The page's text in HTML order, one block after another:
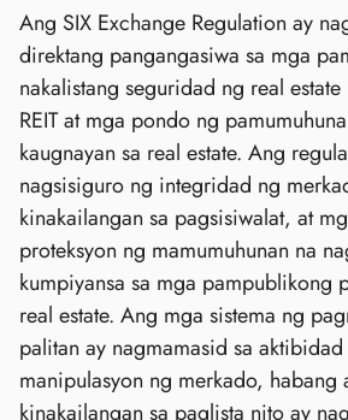
Ang SIX Exchange Regulation ay
direktang pangangasiwa sa mga
nakalistang seguridad ng real
REIT at mga pondo ng
kaugnayan sa real estate. Ang
nagsisiguro ng integridad ng
kinakailangan sa pagsisiwalat, at
proteksyon ng mamumuhunan na
kumpiyansa sa mga pampublikong
real estate. Ang mga sistema ng
palitan ay nagmamasid sa
manipulasyon ng merkado, habang
kinakailangan sa paglista nito ay